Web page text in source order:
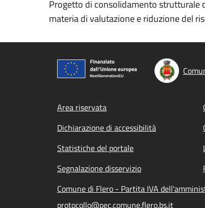
Progetto di consolidamento strutturale
materia di valutazione e riduzione del
Footer menu
Area riservata
Dichiarazione di accessibilità
Statistiche del portale
Segnalazione disservizio
Comune di Flero - Partita IVA
protocollo@pec.comune.flero.bs.it